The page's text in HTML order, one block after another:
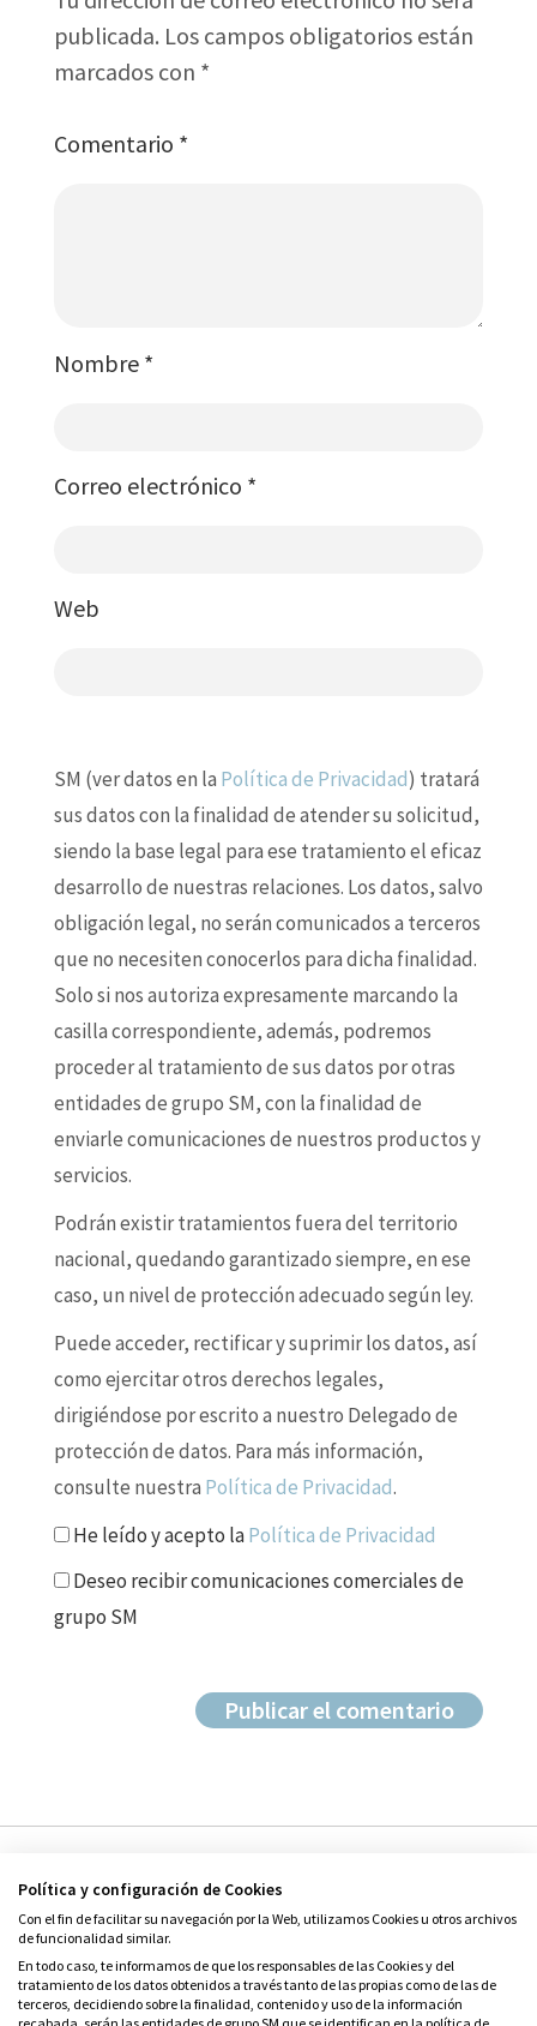
publicada. Los campos obligatorios están
marcados con *
Comentario *
Nombre *
Correo electrónico *
Web
SM (ver datos en la Política de Privacidad) tratará
sus datos con la finalidad de atender su solicitud,
siendo la base legal para ese tratamiento el eficaz
desarrollo de nuestras relaciones. Los datos, salvo
obligación legal, no serán comunicados a terceros
que no necesiten conocerlos para dicha finalidad.
Solo si nos autoriza expresamente marcando la
casilla correspondiente, además, podremos
proceder al tratamiento de sus datos por otras
entidades de grupo SM, con la finalidad de
enviarle comunicaciones de nuestros productos y
servicios.
Podrán existir tratamientos fuera del territorio
nacional, quedando garantizado siempre, en ese
caso, un nivel de protección adecuado según ley.
Puede acceder, rectificar y suprimir los datos, así
como ejercitar otros derechos legales,
dirigiéndose por escrito a nuestro Delegado de
protección de datos. Para más información,
consulte nuestra Política de Privacidad.
He leído y acepto laPolítica de Privacidad
Deseo recibir comunicaciones comerciales de
grupo SM
© Grupo SM
Política y configuración de Cookies
Con el fin de facilitar su navegación por la Web, utilizamos Cookies u otros archivos
de funcionalidad similar.
En todo caso, te informamos de que los responsables de las Cookies y del
tratamiento de los datos obtenidos a través tanto de las propias como de las de
terceros, decidiendo sobre la finalidad, contenido y uso de la información